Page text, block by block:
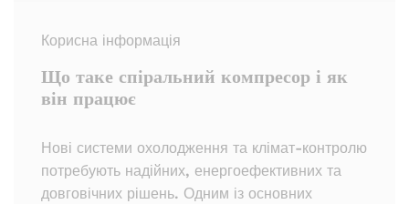
Корисна інформація
Що таке спіральний компресор і як
він працює
Нові системи охолодження та клімат-контролю
потребують надійних, енергоефективних та
довговічних рішень. Одним із основних